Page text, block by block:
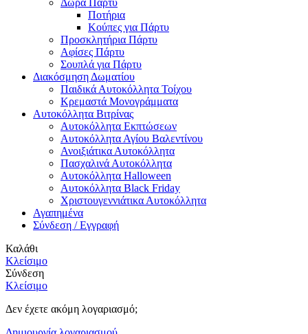
Ποτήρια
Κούπες για Πάρτυ
Προσκλητήρια Πάρτυ
Αφίσες Πάρτυ
Σουπλά για Πάρτυ
Διακόσμηση Δωματίου
Παιδικά Αυτοκόλλητα Τοίχου
Κρεμαστά Μονογράμματα
Αυτοκόλλητα Βιτρίνας
Αυτοκόλλητα Εκπτώσεων
Αυτοκόλλητα Αγίου Βαλεντίνου
Ανοιξιάτικα Αυτοκόλλητα
Πασχαλινά Αυτοκόλλητα
Αυτοκόλλητα Halloween
Αυτοκόλλητα Black Friday
Χριστουγεννιάτικα Αυτοκόλλητα
Αγαπημένα
Σύνδεση / Εγγραφή
Καλάθι
Κλείσιμο
Σύνδεση
Κλείσιμο
Δεν έχετε ακόμη λογαριασμό;